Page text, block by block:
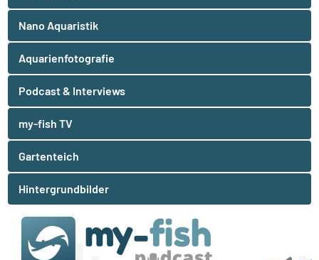
Nano Aquaristik
Aquarienfotografie
Podcast & Interviews
my-fish TV
Gartenteich
Hintergrundbilder